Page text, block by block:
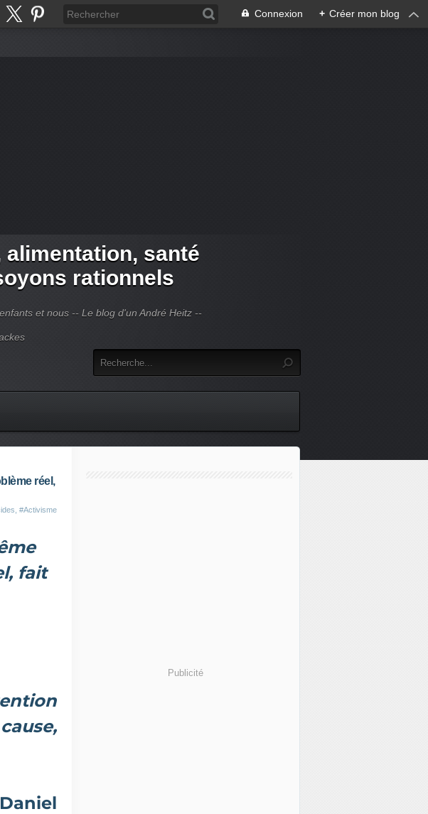
Connexion + Créer mon blog
santé
rationnels
et nous -- Le blog d'un André Heitz --
réel,
#Activisme
fait
Publicité